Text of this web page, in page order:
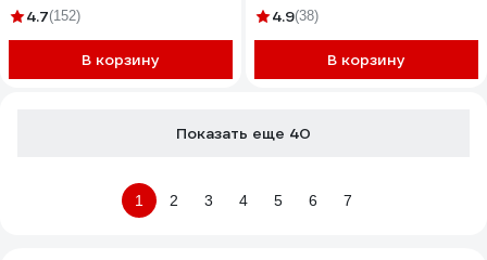
4.7(152)
В корзину
4.9(38)
В корзину
Показать еще 40
1 2 3 4 5 6 7